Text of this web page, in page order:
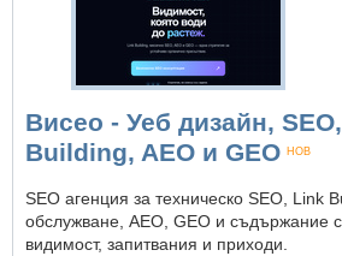
Висео - Уеб дизайн,
Building, AEO и GEO НОВ
SEO агенция за техническо SEO, Link
обслужване, AEO, GEO и съдържание
видимост, запитвания и приходи.